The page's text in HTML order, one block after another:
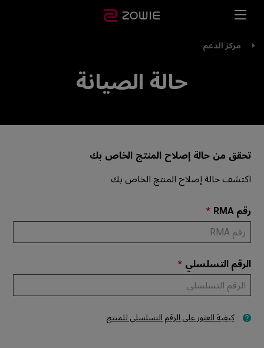
مركز الدعم
حالة الصيانة
تحقق من حالة إصلاح المنتج الخاص بك
اكتشف حالة إصلاح المنتج الخاص بك
رقم RMA *
الرقم التسلسلي *
كيفية العثور على الرقم التسلسلي للمنتج